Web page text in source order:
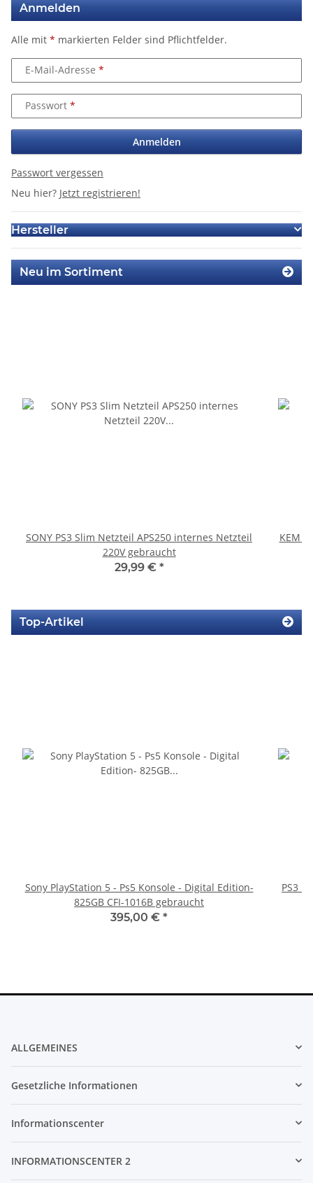
Anmelden
Alle mit * markierten Felder sind Pflichtfelder.
E-Mail-Adresse
Passwort
Anmelden
Passwort vergessen
Neu hier? Jetzt registrieren!
Hersteller
Neu im Sortiment
SONY PS3 Slim Netzteil APS250 internes Netzteil
220V gebraucht
29,99 € *
KEM
Top-Artikel
Sony PlayStation 5 - Ps5 Konsole - Digital Edition-
825GB CFI-1016B gebraucht
395,00 € *
PS3
ALLGEMEINES
Gesetzliche Informationen
Informationscenter
INFORMATIONSCENTER 2